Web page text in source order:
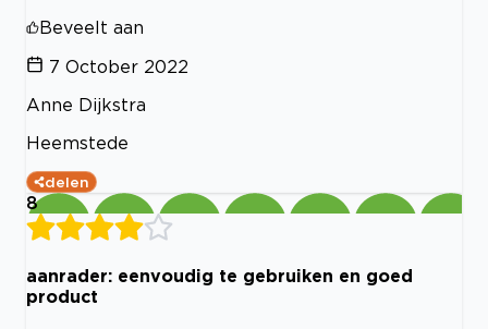
Beveelt aan
7 October 2022
Anne Dijkstra
Heemstede
delen
8
aanrader: eenvoudig te gebruiken en goed
product